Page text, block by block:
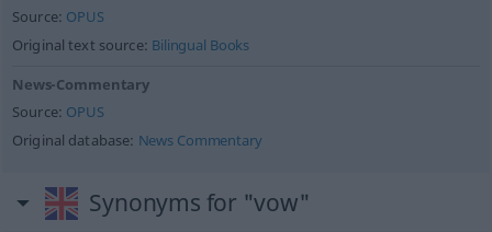
Source: OPUS
Original text source: Bilingual Books
News-Commentary
Source: OPUS
Original database: News Commentary
Synonyms for "vow"